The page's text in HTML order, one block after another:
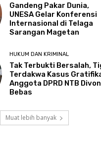
Gandeng Pakar Dunia,
UNESA Gelar Konferensi
Internasional di Telaga
Sarangan Magetan
HUKUM DAN KRIMINAL
Tak Terbukti Bersalah,
Terdakwa Kasus
Anggota DPRD NTB
Bebas
Muat lebih banyak